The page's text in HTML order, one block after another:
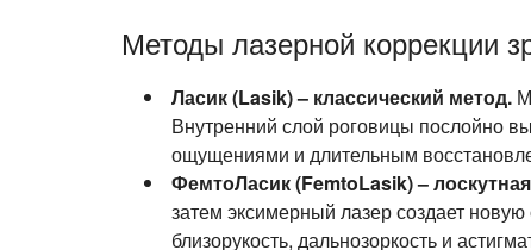
Методы лазерной коррекции
Ласик (Lasik) – классический метод.
Внутренний слой роговицы послойно
ощущениями и длительным
ФемтоЛасик (FemtoLasik) –
затем эксимерный лазер создает
близорукость, дальнозоркость и